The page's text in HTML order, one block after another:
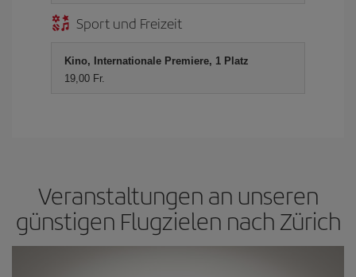
Sport und Freizeit
Kino, Internationale Premiere, 1 Platz
19,00 Fr.
Veranstaltungen an unseren
günstigen Flugzielen nach Zürich